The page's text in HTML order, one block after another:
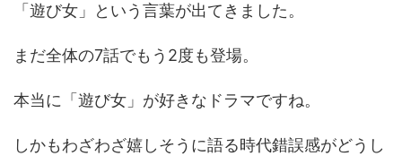
「遊び女」という言葉が出てきました。
まだ全体の7話でもう2度も登場。
本当に「遊び女」が好きなドラマですね。
しかもわざわざ嬉しそうに語る時代錯誤感がどうし